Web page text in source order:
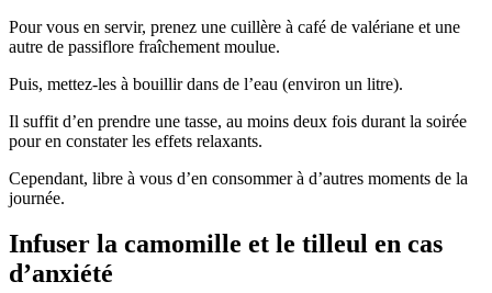
Pour vous en servir, prenez une cuillère à café de valériane et une
autre de passiflore fraîchement moulue.
Puis, mettez-les à bouillir dans de l’eau (environ un litre).
Il suffit d’en prendre une tasse, au moins deux fois durant la soirée
pour en constater les effets relaxants.
Cependant, libre à vous d’en consommer à d’autres moments de la
journée.
Infuser la camomille et le tilleul en cas
d’anxiété